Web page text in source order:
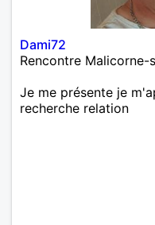
Dami72
Rencontre Malicorne-
Je me présente je
recherche relation